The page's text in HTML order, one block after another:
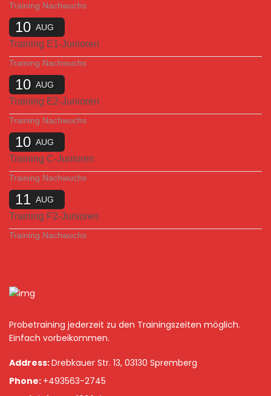
Training Nachwuchs
10 AUG
Training E1-Junioren
Training Nachwuchs
10 AUG
Training E2-Junioren
Training Nachwuchs
10 AUG
Training C-Junioren
Training Nachwuchs
11 AUG
Training F2-Junioren
Training Nachwuchs
Probetraining jederzeit zu den Trainingszeiten möglich.
Einfach vorbeikommen.
Address:Drebkauer Str. 13, 03130 Spremberg
Phone: +493563-2745